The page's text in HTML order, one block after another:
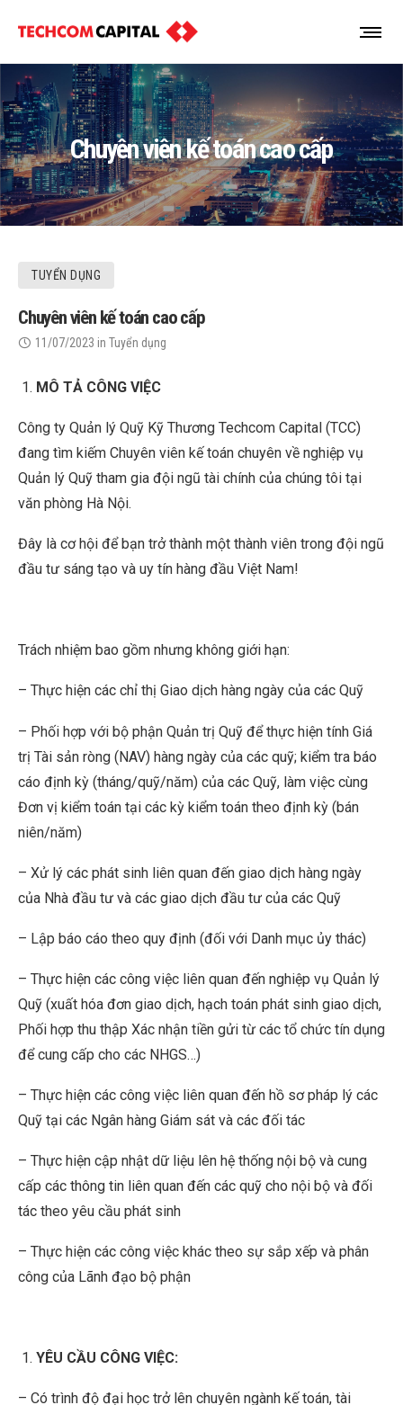
Chuyên viên kế toán cao cấp
TUYỂN DỤNG
Chuyên viên kế toán cao cấp
11/07/2023 in Tuyển dụng
MÔ TẢ CÔNG VIỆC
Công ty Quản lý Quỹ Kỹ Thương Techcom Capital (TCC)
đang tìm kiếm Chuyên viên kế toán chuyên về nghiệp vụ
Quản lý Quỹ tham gia đội ngũ tài chính của chúng tôi tại
văn phòng Hà Nội.
Đây là cơ hội để bạn trở thành một thành viên trong đội ngũ
đầu tư sáng tạo và uy tín hàng đầu Việt Nam!
Trách nhiệm bao gồm nhưng không giới hạn:
– Thực hiện các chỉ thị Giao dịch hàng ngày của các Quỹ
– Phối hợp với bộ phận Quản trị Quỹ để thực hiện tính Giá
trị Tài sản ròng (NAV) hàng ngày của các quỹ; kiểm tra báo
cáo định kỳ (tháng/quỹ/năm) của các Quỹ, làm việc cùng
Đơn vị kiểm toán tại các kỳ kiểm toán theo định kỳ (bán
niên/năm)
– Xử lý các phát sinh liên quan đến giao dịch hàng ngày
của Nhà đầu tư và các giao dịch đầu tư của các Quỹ
– Lập báo cáo theo quy định (đối với Danh mục ủy thác)
– Thực hiện các công việc liên quan đến nghiệp vụ Quản lý
Quỹ (xuất hóa đơn giao dịch, hạch toán phát sinh giao dịch,
Phối hợp thu thập Xác nhận tiền gửi từ các tổ chức tín dụng
để cung cấp cho các NHGS…)
– Thực hiện các công việc liên quan đến hồ sơ pháp lý các
Quỹ tại các Ngân hàng Giám sát và các đối tác
– Thực hiện cập nhật dữ liệu lên hệ thống nội bộ và cung
cấp các thông tin liên quan đến các quỹ cho nội bộ và đối
tác theo yêu cầu phát sinh
– Thực hiện các công việc khác theo sự sắp xếp và phân
công của Lãnh đạo bộ phận
YÊU CẦU CÔNG VIỆC:
– Có trình độ đại học trở lên chuyên ngành kế toán, tài